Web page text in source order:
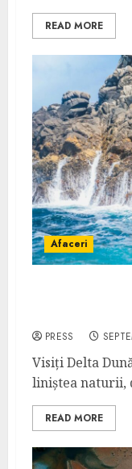
READ MORE
Afaceri
PRESS
Visiți Delta
liniștea naturii,
READ MORE